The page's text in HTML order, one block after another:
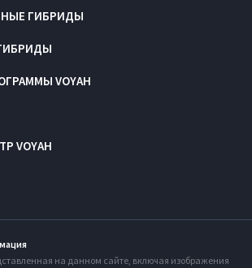
ГИБРИДЫ
VOYAH
VOYAH
на данном сайте, включая изображения